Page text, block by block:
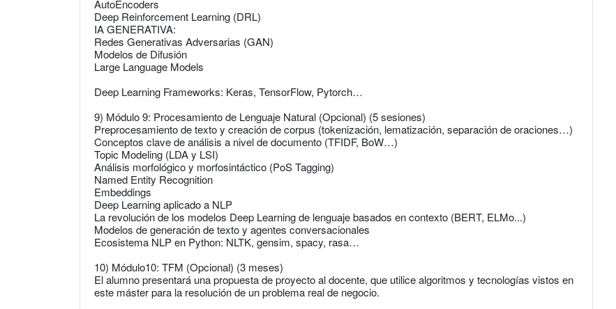
AutoEncoders
Deep Reinforcement Learning (DRL)
IA GENERATIVA:
Redes Generativas Adversarias (GAN)
Modelos de Difusión
Large Language Models
Deep Learning Frameworks: Keras, TensorFlow, Pytorch…
9) Módulo 9: Procesamiento de Lenguaje Natural (Opcional) (5 sesiones)
Preprocesamiento de texto y creación de corpus (tokenización, lematización, separación de oraciones…)
Conceptos clave de análisis a nivel de documento (TFIDF, BoW…)
Topic Modeling (LDA y LSI)
Análisis morfológico y morfosintáctico (PoS Tagging)
Named Entity Recognition
Embeddings
Deep Learning aplicado a NLP
La revolución de los modelos Deep Learning de lenguaje basados en contexto (BERT, ELMo...)
Modelos de generación de texto y agentes conversacionales
Ecosistema NLP en Python: NLTK, gensim, spacy, rasa…
10) Módulo10: TFM (Opcional) (3 meses)
El alumno presentará una propuesta de proyecto al docente, que utilice algoritmos y tecnologías vistos en
este máster para la resolución de un problema real de negocio.